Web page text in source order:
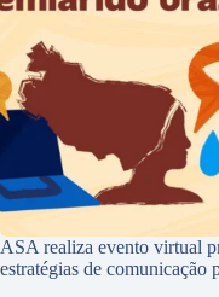
ASA realiza evento virtual
estratégias de comunicação